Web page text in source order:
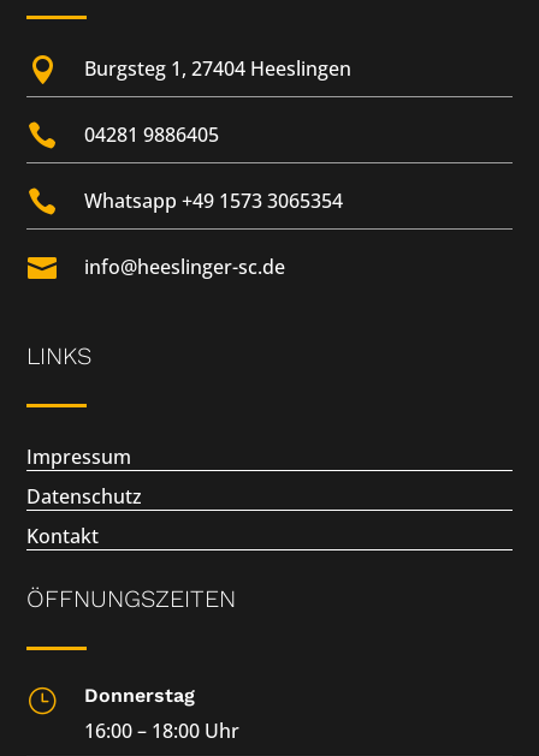
 Burgsteg 1, 27404 Heeslingen
 04281 9886405
 Whatsapp +49 1573 3065354
 info@heeslinger-sc.de
LINKS
Impressum
Datenschutz
Kontakt
ÖFFNUNGSZEITEN
} Donnerstag
16:00 – 18:00 Uhr